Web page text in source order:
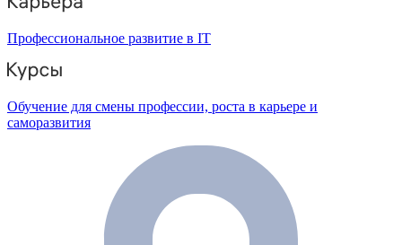
Профессиональное развитие в IT
Обучение для смены профессии, роста в карьере и
саморазвития